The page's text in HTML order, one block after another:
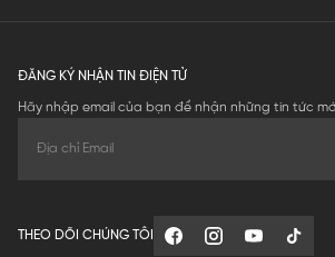
ĐĂNG KÝ NHẬN TIN ĐIỆN TỬ
Hãy nhập email của bạn để nhận những tin tức
THEO DÕI CHÚNG TÔI